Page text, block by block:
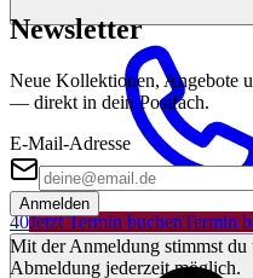
40Jetzt Termin buchenTermin
Newsletter
Neue Kollektionen, Angebote
— direkt in dein Postfach.
E-Mail-Adresse
Anmelden
Mit der Anmeldung stimmst du
Abmeldung jederzeit möglich.